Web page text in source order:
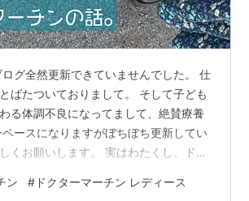
グ全然更新できていませんでした。 仕
ばたついておりまして。 そして子ども
る体調不良になってまして、絶賛療養
ースになりますがぼちぼち更新してい
くお願いします。 実はわたくし、ドク
潰して、今は3足ドクターマーチンの靴
ン # ドクターマーチン レディース